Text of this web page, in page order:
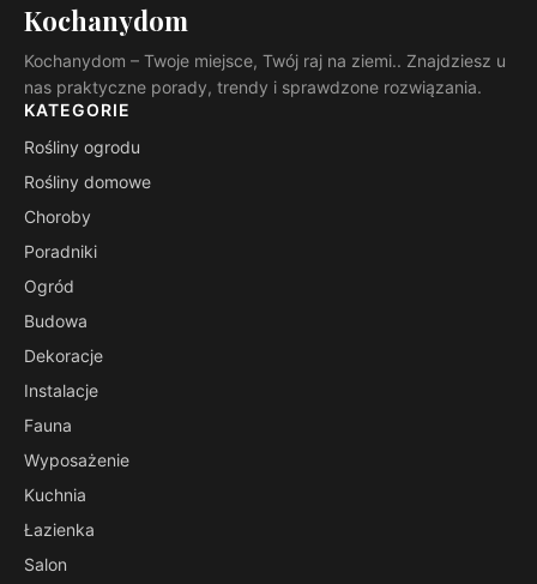
Kochanydom
Kochanydom – Twoje miejsce, Twój raj na ziemi.. Znajdziesz u
nas praktyczne porady, trendy i sprawdzone rozwiązania.
KATEGORIE
Rośliny ogrodu
Rośliny domowe
Choroby
Poradniki
Ogród
Budowa
Dekoracje
Instalacje
Fauna
Wyposażenie
Kuchnia
Łazienka
Salon